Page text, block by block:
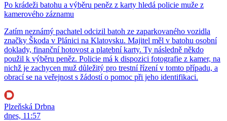
Po krádeži batohu a výběru peněz z karty hledá policie muže z
kamerového záznamu
Zatím neznámý pachatel odcizil batoh ze zaparkovaného vozidla
značky Škoda v Plánici na Klatovsku. Majitel měl v batohu osobní
doklady, finanční hotovost a platební karty. Ty následně někdo
použil k výběru peněz. Policie má k dispozici fotografie z kamer, na
nichž je zachycen muž důležitý pro trestní řízení v tomto případu, a
obrací se na veřejnost s žádostí o pomoc při jeho identifikaci.
Plzeňská Drbna
dnes, 11:57